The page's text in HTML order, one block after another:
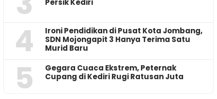
Persik Kediri
4
Ironi Pendidikan di Pusat Kota Jombang,
SDN Mojongapit 3 Hanya Terima Satu
Murid Baru
5
‎Gegara Cuaca Ekstrem, Peternak
Cupang di Kediri Rugi Ratusan Juta